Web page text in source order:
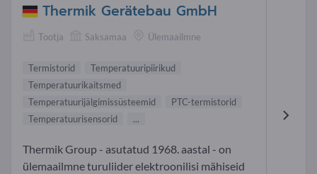
Thermik Gerätebau GmbH
Tootja Saksamaa Ülemaailmne
Termistorid
Temperatuuripiirikud
Temperatuurikaitsmed
Temperatuurijälgimissüsteemid
PTC- termistorid
Temperatuurisensorid
...
Thermik Group - asutatud 1968. aastal - on
ülemaailmne turuliider elektroonilisi mähiseid